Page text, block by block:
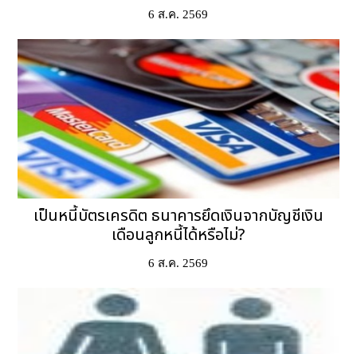
6 ส.ค. 2569
เป็นหนี้บัตรเครดิต ธนาคารยึดเงินจากบัญชีเงิน
เดือนลูกหนี้ได้หรือไม่?
6 ส.ค. 2569